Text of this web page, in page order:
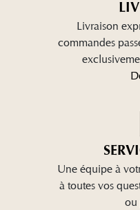
Livraison
commandes
Une équipe à
à toutes vos
ou